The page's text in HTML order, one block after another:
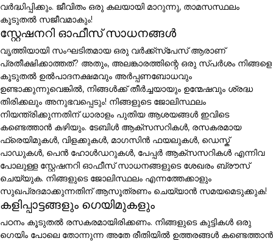
വർദ്ധിപ്പിക്കും. ജീവിതം ഒരു കലയായി മാറുന്നു, താമസസ്ഥലം
കൂടുതൽ സജീവമാകും!
സ്റ്റേഷനറി ഓഫീസ് സാധനങ്ങൾ
വൃത്തിയായി സംഘടിതമായ ഒരു വർക്ക്സ്പേസ് ആരാണ്
പ്രതീക്ഷിക്കാത്തത്? അതും, അലങ്കാരത്തിന്റെ ഒരു സ്പർശം നിങ്ങളെ
കൂടുതൽ ഉൽപാദനക്ഷമവും അർപ്പണബോധവും
ഉണ്ടാക്കുന്നുവെങ്കിൽ, നിങ്ങൾക്ക് തീർച്ചയായും ഉന്മേഷവും ശ്രദ്ധ
തിരിക്കലും അനുഭവപ്പെടും! നിങ്ങളുടെ ജോലിസ്ഥലം
നിയന്ത്രിക്കുന്നതിന് ധാരാളം പുതിയ ആശയങ്ങൾ ഇവിടെ
കണ്ടെത്താൻ കഴിയും. ടേബിൾ ആക്സസറികൾ, രസകരമായ
ഫ്രെയിമുകൾ, വിളക്കുകൾ, മാഗസിൻ ഫയലുകൾ, ഡെസ്ക്
പാഡുകൾ, പെൻ ഹോൾഡറുകൾ, പേപ്പർ ആക്സസറികൾ എന്നിവ
പോലുള്ള സ്റ്റേഷനറി ഓഫീസ് സാധനങ്ങളുടെ ശേഖരം ബ്രൗസ്
ചെയ്യുക. നിങ്ങളുടെ ജോലിസ്ഥലം എന്നത്തേക്കാളും
സുഖപ്രദമാക്കുന്നതിന് ആസൂത്രണം ചെയ്യാൻ സമയമെടുക്കുക!
കളിപ്പാട്ടങ്ങളും ഗെയിമുകളും
പഠനം കൂടുതൽ രസകരമായിരിക്കണം. നിങ്ങളുടെ കുട്ടികൾ ഒരു
ഗെയിം പോലെ തോന്നുന്ന അതേ രീതിയിൽ ഉത്തരങ്ങൾ കണ്ടെത്താൻ